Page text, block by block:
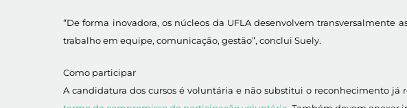
“De forma inovadora, os núcleos da UFLA desenvolvem
trabalho em equipe, comunicação, gestão”, conclui Suely.
Como participar
A candidatura dos cursos é voluntária e não substitui o reconhecimento já